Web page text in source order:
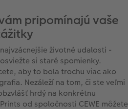
pripomínajú vaše
životné udalosti -
si staré spomienky.
aby to bola trochu viac ako
Nezáleží na tom, či ste veľmi
hrdý na konkrétnu
od spoločnosti CEWE môžete